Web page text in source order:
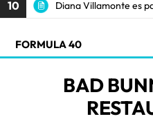
10 Diana Villamonte es
FORMULA 40
BAD